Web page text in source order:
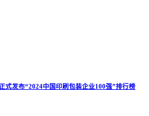
式发布“2024中国印刷包装企业100强”排行榜